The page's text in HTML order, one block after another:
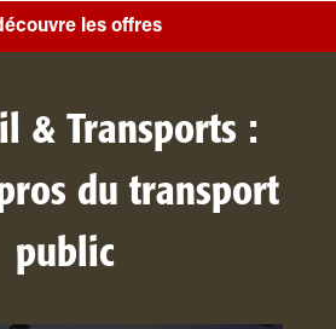
les offres
& Transports :
du transport
public